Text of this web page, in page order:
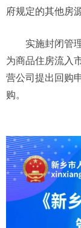
府规定的其他房源
实施封闭管
为商品住房流入
营公司提出回购
购。